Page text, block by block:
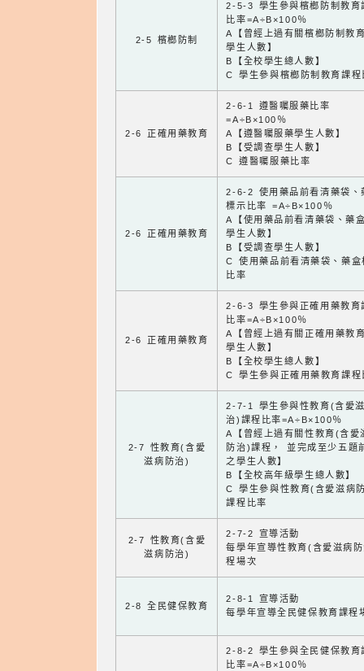
2-5 檳榔防制
2-5-3 學生參與檳榔防制教育
比率=A÷B×100％
A【曾經上過有關檳榔防制教
學生人數】
B【全校學生總人數】
C 學生參與檳榔防制教育課程
2-6 正確用藥教育
2-6-1 遵醫囑服藥比率
=A÷B×100％
A【遵醫囑服藥學生人數】
B【受調查學生人數】
C 遵醫囑服藥比率
2-6 正確用藥教育
2-6-2 使用藥品前看清藥袋、
標示比率 =A÷B×100％
A【使用藥品前看清藥袋、藥
學生人數】
B【受調查學生人數】
C 使用藥品前看清藥袋、藥盒
比率
2-6 正確用藥教育
2-6-3 學生參與正確用藥教育
比率=A÷B×100％
A【曾經上過有關正確用藥教
學生人數】
B【全校學生總人數】
C 學生參與正確用藥教育課程
2-7 性教育(含愛
滋病防治)
2-7-1 學生參與性教育(含愛
治)課程比率=A÷B×100％
A【曾經上過有關性教育(含愛
防治)課程， 並完成至少五題
之學生人數】
B【全校高年級學生總人數】
C 學生參與性教育(含愛滋病
課程比率
2-7 性教育(含愛
滋病防治)
2-7-2 宣導活動
每學年宣導性教育(含愛滋病
程場次
2-8 全民健保教育
2-8-1 宣導活動
每學年宣導全民健保教育課程
2-8-2 學生參與全民健保教育
比率=A÷B×100％